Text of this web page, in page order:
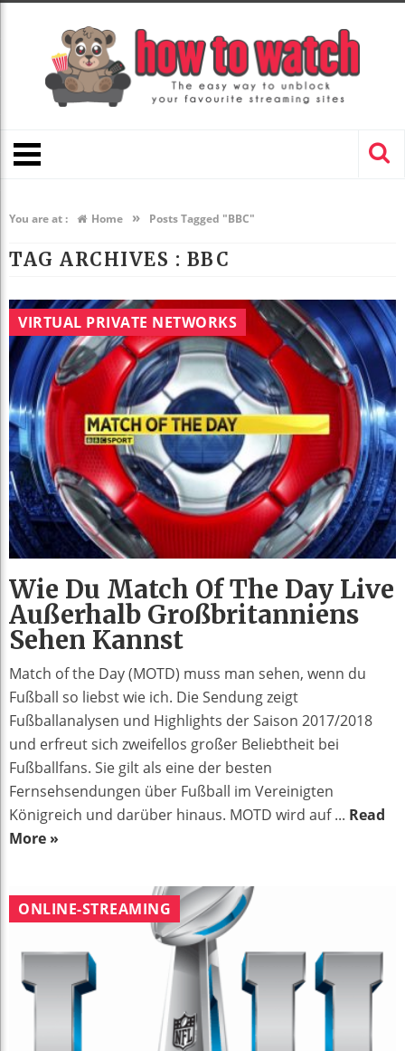
You are at : Home » Posts Tagged "BBC"
TAG ARCHIVES : BBC
VIRTUAL PRIVATE NETWORKS
Wie Du Match Of The Day Live
Außerhalb Großbritanniens
Sehen Kannst
Match of the Day (MOTD) muss man sehen, wenn du
Fußball so liebst wie ich. Die Sendung zeigt
Fußballanalysen und Highlights der Saison 2017/2018
und erfreut sich zweifellos großer Beliebtheit bei
Fußballfans. Sie gilt als eine der besten
Fernsehsendungen über Fußball im Vereinigten
Königreich und darüber hinaus. MOTD wird auf ... Read
More »
ONLINE-STREAMING